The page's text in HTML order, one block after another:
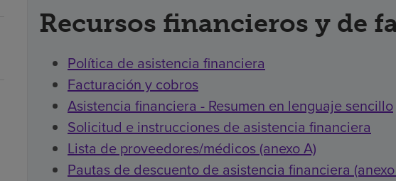
Recursos financieros y de
Política de asistencia financiera
Facturación y cobros
Asistencia financiera - Resumen en lenguaje sencillo
Solicitud e instrucciones de asistencia financiera
Lista de proveedores/médicos (anexo A)
Pautas de descuento de asistencia financiera